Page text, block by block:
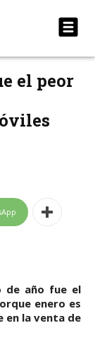
el peor
de año fue el
enero es
en la venta de